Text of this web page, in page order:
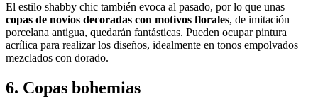
El estilo shabby chic también evoca al pasado, por lo que unas
copas de novios decoradas con motivos florales, de imitación
porcelana antigua, quedarán fantásticas. Pueden ocupar pintura
acrílica para realizar los diseños, idealmente en tonos empolvados
mezclados con dorado.
6. Copas bohemias